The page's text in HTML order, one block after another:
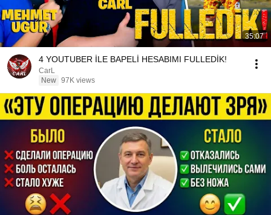
35:07
4 YOUTUBER İLE BAPELİ HESABIMI FULLEDİK!
CarL
New 97K views